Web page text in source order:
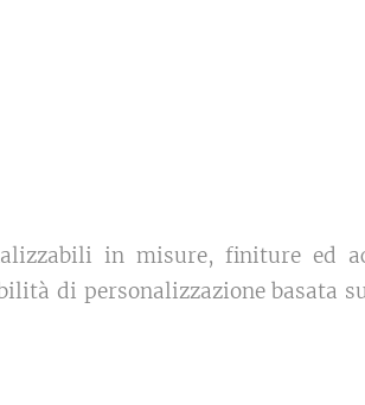
in misure, finiture ed
di personalizzazione basata